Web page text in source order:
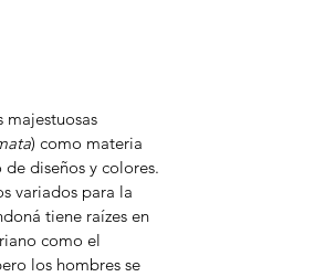
majestuosas
) como materia
diseños y colores.
variados para la
tiene raízes en
como el
los hombres se